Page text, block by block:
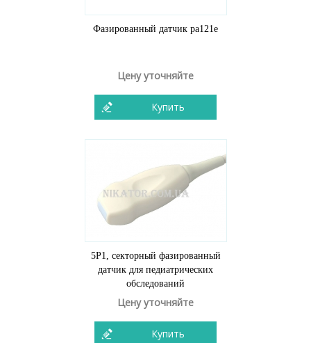
Фазированный датчик pa121e
Цену уточняйте
Купить
5P1, секторный фазированный
датчик для педиатрических
обследований
Цену уточняйте
Купить